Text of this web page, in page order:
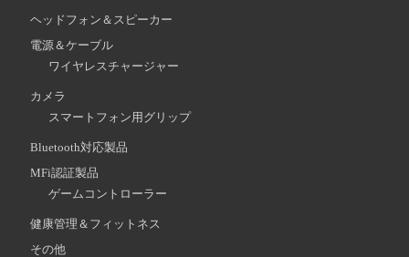
ヘッドフォン＆スピーカー
電源＆ケーブル
ワイヤレスチャージャー
カメラ
スマートフォン用グリップ
Bluetooth対応製品
MFi認証製品
ゲームコントローラー
健康管理＆フィットネス
その他